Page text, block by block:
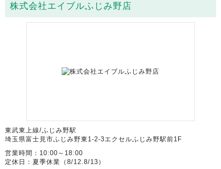
株式会社エイブルふじみ野店
東武東上線/ふじみ野駅
埼玉県富士見市ふじみ野東1-2-3エクセルふじみ野駅前1F
営業時間：10:00～18:00
定休日：夏季休業（8/12.8/13）